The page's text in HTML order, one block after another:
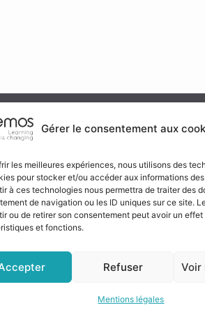
Gérer le consentement aux
les meilleures expériences, nous utilisons des
pour stocker et/ou accéder aux informations
à ces technologies nous permettra de traiter des
de navigation ou les ID uniques sur ce site.
ou de retirer son consentement peut avoir un
et fonctions.
Refuser Voir
Mentions légales
& certification
certificat
nous